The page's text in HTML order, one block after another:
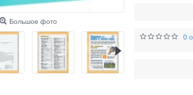
Большое фото
0